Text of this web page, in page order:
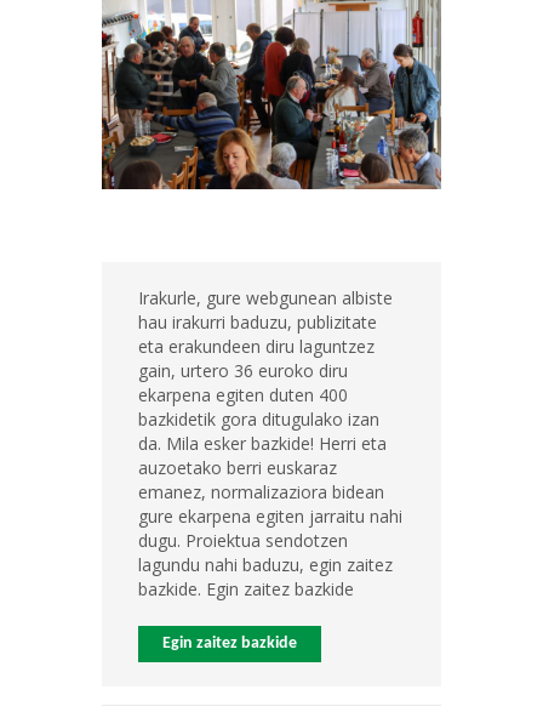
Irakurle, gure webgunean albiste
hau irakurri baduzu, publizitate
eta erakundeen diru laguntzez
gain, urtero 36 euroko diru
ekarpena egiten duten 400
bazkidetik gora ditugulako izan
da. Mila esker bazkide! Herri eta
auzoetako berri euskaraz
emanez, normalizaziora bidean
gure ekarpena egiten jarraitu nahi
dugu. Proiektua sendotzen
lagundu nahi baduzu, egin zaitez
bazkide. Egin zaitez bazkide
Egin zaitez bazkide